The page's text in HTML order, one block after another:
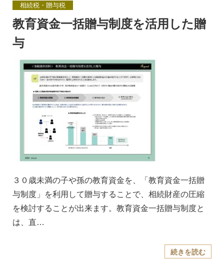
相続税・贈与税
教育資金一括贈与制度を活用した贈
与
３０歳未満の子や孫の教育資金を、「教育資金一括贈
与制度」を利用して贈与することで、相続財産の圧縮
を検討することが出来ます。教育資金一括贈与制度と
は、直…
続きを読む